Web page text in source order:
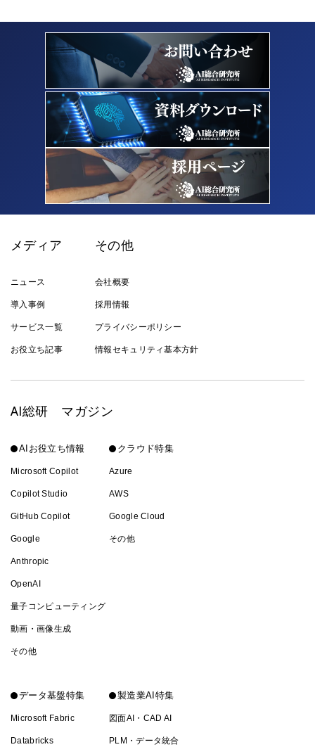
メディア
ニュース
導入事例
サービス一覧
お役立ち記事
その他
会社概要
採用情報
プライバシーポリシー
情報セキュリティ基本方針
AI総研 マガジン
AIお役立ち情報
Microsoft Copilot
Copilot Studio
GitHub Copilot
Google
Anthropic
OpenAI
量子コンピューティング
動画・画像生成
その他
クラウド特集
Azure
AWS
Google Cloud
その他
データ基盤特集
Microsoft Fabric
Databricks
製造業AI特集
図面AI・CAD AI
PLM・データ統合